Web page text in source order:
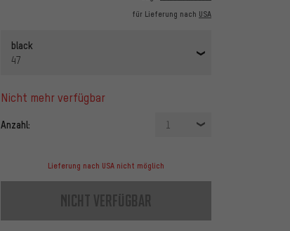
für Lieferung nach USA
black
47
nicht mehr verfügbar
Anzahl: 1
Lieferung nach USA nicht möglich
nicht verfügbar